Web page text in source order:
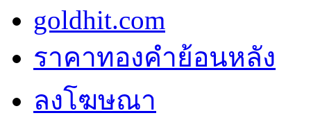
goldhit.com
ราคาทองคำย้อนหลัง
ลงโฆษณา